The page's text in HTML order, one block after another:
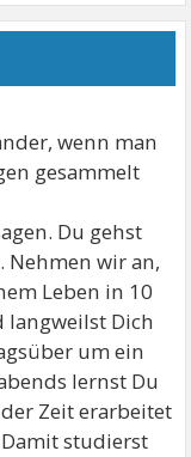
wenn man
gesammelt
Du gehst
Nehmen wir an,
Leben in 10
langweilst Dich
um ein
lernst Du
Zeit erarbeitet
studierst